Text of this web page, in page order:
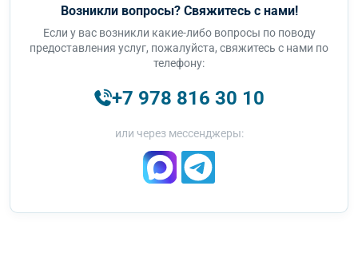
Возникли вопросы? Свяжитесь с нами!
Если у вас возникли какие-либо вопросы по поводу
предоставления услуг, пожалуйста, свяжитесь с нами по
телефону:
+7 978 816 30 10
или через мессенджеры: